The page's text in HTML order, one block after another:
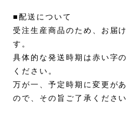
■配送について
受注生産商品のため、お届
す。
具体的な発送時期は赤い字
ください。
万が一、予定時期に変更が
ので、その旨ご了承ください